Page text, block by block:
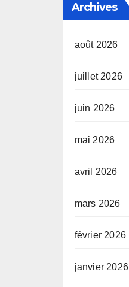
Archives
août 2026
juillet 2026
juin 2026
mai 2026
avril 2026
mars 2026
février 2026
janvier 2026